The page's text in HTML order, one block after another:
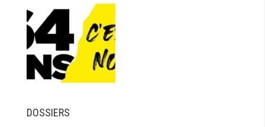
DOSSIERS